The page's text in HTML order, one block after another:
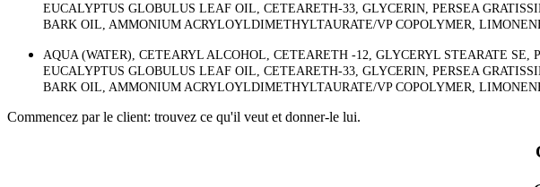
EUCALYPTUS GLOBULUS LEAF OIL, CETEARETH-33, GLYCERIN, PERSEA
BARK OIL, AMMONIUM ACRYLOYLDIMETHYLTAURATE/VP COPOLYMER,
AQUA (WATER), CETEARYL ALCOHOL, CETEARETH -12, GLYCERYL STEARATE
EUCALYPTUS GLOBULUS LEAF OIL, CETEARETH-33, GLYCERIN, PERSEA
BARK OIL, AMMONIUM ACRYLOYLDIMETHYLTAURATE/VP COPOLYMER,
Commencez par le client: trouvez ce qu'il veut et donner-le lui.